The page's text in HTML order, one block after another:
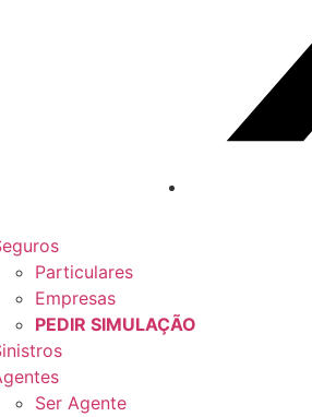
Particulares
Empresas
PEDIR SIMULAÇÃO
Ser Agente